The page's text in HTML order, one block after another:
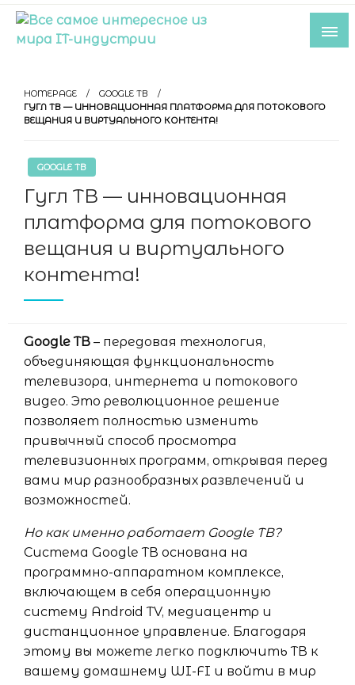
Skip
content
индустрии
HOMEPAGE
GOOGLE ТВ
ГУГЛ ТВ — ИННОВАЦИОННАЯ ПЛАТФОРМА ДЛЯ ПОТОКОВОГО
ВЕЩАНИЯ И ВИРТУАЛЬНОГО КОНТЕНТА!
GOOGLE ТВ
Гугл ТВ — инновационная
платформа для потокового
вещания и виртуального
контента!
Google ТВ – передовая технология,
объединяющая функциональность
телевизора, интернета и потокового
видео. Это революционное решение
позволяет полностью изменить
привычный способ просмотра
телевизионных программ, открывая перед
вами мир разнообразных развлечений и
возможностей.
Но как именно работает Google ТВ?
Система Google ТВ основана на
программно-аппаратном комплексе,
включающем в себя операционную
систему Android TV, медиацентр и
дистанционное управление. Благодаря
этому вы можете легко подключить ТВ к
вашему домашнему WI-FI и войти в мир